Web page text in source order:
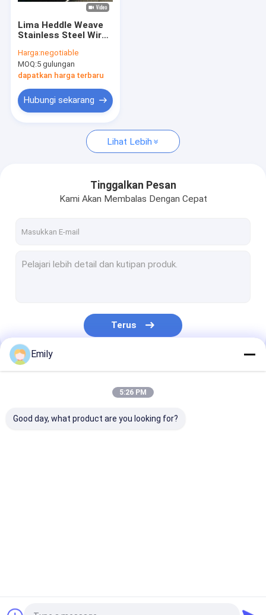
Mesh logam dekoratif
Mesh Kawat Sinter
Pagar Wire Mesh Logam
Lima Heddle Weave
Stainless Steel Wire
200um
Harga:negotiable
MOQ:5 gulungan
dapatkan harga terbaru
Hubungi sekarang
Lihat Lebih
Tinggalkan Pesan
Kami Akan Membalas Dengan Cepat
Terus
Kategori Kami
Emily
5:26 PM
Good day, what product are you looking for?